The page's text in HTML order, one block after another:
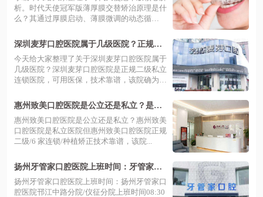
析。时代天使冠军版薄厚膜交替矫治原理是什
么？其通过厚膜启动、薄膜微调的动态循
深圳麦芽口腔医院属于几级医院？正规二
级私立连锁，可用医保收费不贵
今天给大家整理了关于深圳麦芽口腔医院属于
几级医院？深圳麦芽口腔医院是正规二级私立
连锁医院，可用医保，技术靠谱，该院确为
惠州致美口腔医院是公立还是私立？是正
规二级私立连锁牙科，技术靠谱价格不贵
惠州致美口腔医院是公立还是私立？惠州致美
口腔医院是私立医院但惠州致美口腔医院正规
二级/6 家连锁/种植矫正技术靠谱，该院...
扬州牙管家口腔医院上班时间：牙管家口
腔上班时间+地址路线+价格不表
扬州牙管家口腔医院上班时间：扬州牙管家口
腔医院邗江中路分院/仪征分院上班时间08:30